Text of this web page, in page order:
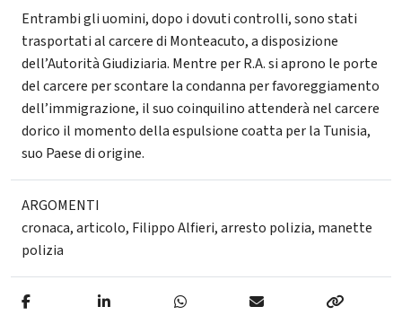
Entrambi gli uomini, dopo i dovuti controlli, sono stati
trasportati al carcere di Monteacuto, a disposizione
dell’Autorità Giudiziaria. Mentre per R.A. si aprono le porte
del carcere per scontare la condanna per favoreggiamento
dell’immigrazione, il suo coinquilino attenderà nel carcere
dorico il momento della espulsione coatta per la Tunisia,
suo Paese di origine.
ARGOMENTI
cronaca,articolo, Filippo Alfieri,arresto polizia, manette
polizia